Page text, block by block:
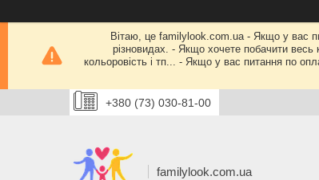
Вітаю, це familylook.com.ua - Якщо у вас
різновидах. - Якщо хочете побачити весь
кольоровість і тп... - Якщо у вас питання по
+380 (73) 030-81-00
familylook.com.ua